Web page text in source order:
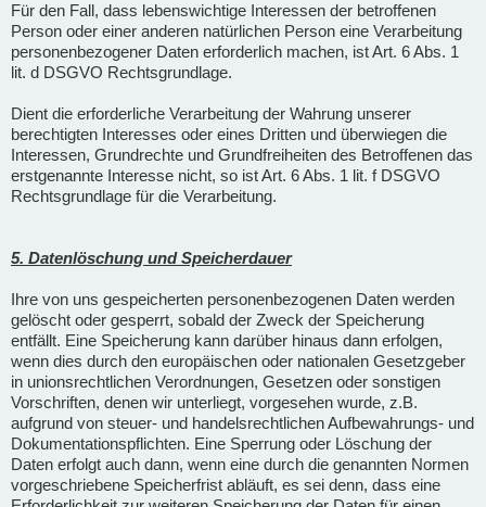
Für den Fall, dass lebenswichtige Interessen der betroffenen
Person oder einer anderen natürlichen Person eine Verarbeitung
personenbezogener Daten erforderlich machen, ist Art. 6 Abs. 1
lit. d DSGVO Rechtsgrundlage.
Dient die erforderliche Verarbeitung der Wahrung unserer
berechtigten Interesses oder eines Dritten und überwiegen die
Interessen, Grundrechte und Grundfreiheiten des Betroffenen das
erstgenannte Interesse nicht, so ist Art. 6 Abs. 1 lit. f DSGVO
Rechtsgrundlage für die Verarbeitung.
5. Datenlöschung und Speicherdauer
Ihre von uns gespeicherten personenbezogenen Daten werden
gelöscht oder gesperrt, sobald der Zweck der Speicherung
entfällt. Eine Speicherung kann darüber hinaus dann erfolgen,
wenn dies durch den europäischen oder nationalen Gesetzgeber
in unionsrechtlichen Verordnungen, Gesetzen oder sonstigen
Vorschriften, denen wir unterliegt, vorgesehen wurde, z.B.
aufgrund von steuer- und handelsrechtlichen Aufbewahrungs- und
Dokumentationspflichten. Eine Sperrung oder Löschung der
Daten erfolgt auch dann, wenn eine durch die genannten Normen
vorgeschriebene Speicherfrist abläuft, es sei denn, dass eine